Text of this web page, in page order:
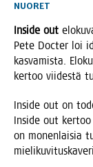
NUORET
Insi­de out
Pete Doc­ter loi
kas­va­mis­ta.
ker­too vii­des­tä
Insi­de out on
Insi­de out
on monen­lai­sia